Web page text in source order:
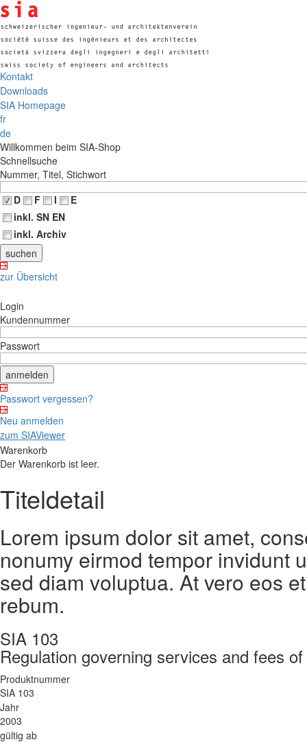
Kontakt
Downloads
SIA Homepage
fr
de
Willkommen beim SIA-Shop
Schnellsuche
Nummer, Titel, Stichwort
D
F I
E
inkl. SN EN
inkl. Archiv
zur Übersicht
Login
Kundennummer
Passwort
Passwort vergessen?
Neu anmelden
zum SIAViewer
Warenkorb
Der Warenkorb ist leer.
Titeldetail
Lorem ipsum dolor sit amet,
nonumy eirmod tempor invidunt
sed diam voluptua. At vero eos
rebum.
SIA 103
Regulation governing services and fees
Produktnummer
SIA 103
Jahr
2003
gültig ab